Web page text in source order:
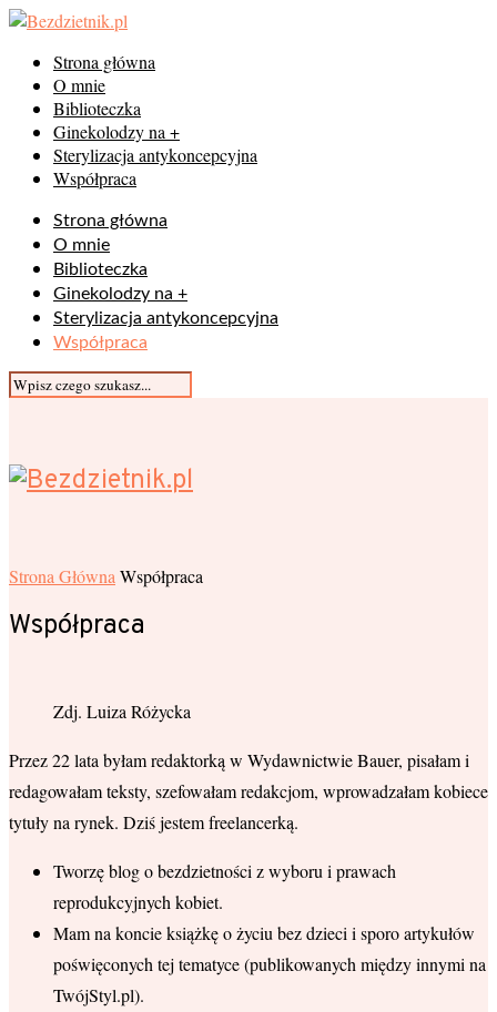
Strona główna
O mnie
Biblioteczka
Ginekolodzy na +
Sterylizacja antykoncepcyjna
Współpraca
Strona główna
O mnie
Biblioteczka
Ginekolodzy na +
Sterylizacja antykoncepcyjna
Współpraca
Strona Główna Współpraca
Współpraca
Zdj. Luiza Różycka
Przez 22 lata byłam redaktorką w Wydawnictwie Bauer, pisałam i
redagowałam teksty, szefowałam redakcjom, wprowadzałam kobiece
tytuły na rynek. Dziś jestem freelancerką.
Tworzę blog o bezdzietności z wyboru i prawach
reprodukcyjnych kobiet.
Mam na koncie książkę o życiu bez dzieci i sporo artykułów
poświęconych tej tematyce (publikowanych między innymi na
TwójStyl.pl).